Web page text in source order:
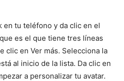
en tu teléfono y da clic en el
es el que tiene tres líneas
clic en Ver más. Selecciona la
al inicio de la lista. Da clic en
a personalizar tu avatar.